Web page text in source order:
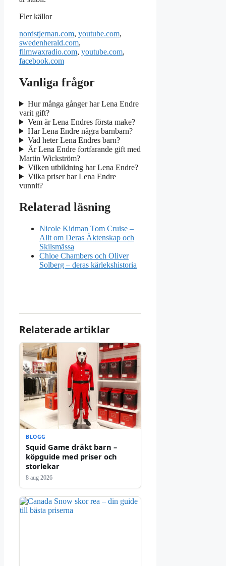
Fler källor
nordstjernan.com, youtube.com,
swedenherald.com,
filmwaxradio.com, youtube.com,
facebook.com
Vanliga frågor
Hur många gånger har Lena Endre
varit gift?
Vem är Lena Endres första make?
Har Lena Endre några barnbarn?
Vad heter Lena Endres barn?
Är Lena Endre fortfarande gift med
Martin Wickström?
Vilken utbildning har Lena Endre?
Vilka priser har Lena Endre
vunnit?
Relaterad läsning
Nicole Kidman Tom Cruise –
Allt om Deras Äktenskap och
Skilsmässa
Chloe Chambers och Oliver
Solberg – deras kärlekshistoria
Relaterade artiklar
BLOGG
Squid Game dräkt barn –
köpguide med priser och
storlekar
8 aug 2026